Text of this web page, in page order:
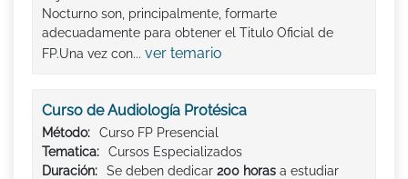
Nocturno son, principalmente, formarte
adecuadamente para obtener el Titulo Oficial de
FP.Una vez con... ver temario
Curso de Audiología Protésica
Método:
Curso FP Presencial
Tematica:
Cursos Especializados
Duración:
Se deben dedicar 200 horas a estudiar